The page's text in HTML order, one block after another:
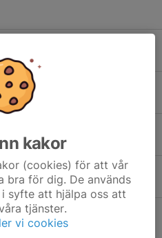
kakor
(cookies) för att vår
bra för dig. De används
syfte att hjälpa oss att
tjänster.
vi cookies